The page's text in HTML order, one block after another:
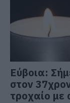
Εύβοια:
στον
τροχαίο με